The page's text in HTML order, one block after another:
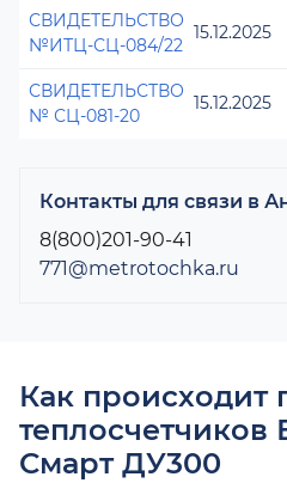
СВИДЕТЕЛЬСТВО
№ИТЦ-СЦ-084/22
15.12.2025
СВИДЕТЕЛЬСТВО
№ СЦ-081-20
15.12.2025
Контакты для связи в
8(800)201-90-41
771@metrotochka.ru
Как происходит
теплосчетчиков
Смарт ДУ300